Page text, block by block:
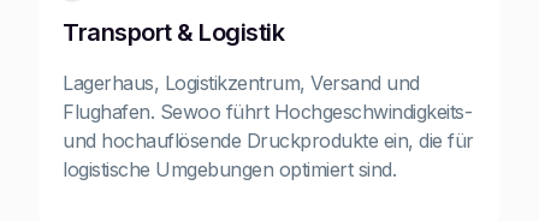
Transport & Logistik
Lagerhaus, Logistikzentrum, Versand und
Flughafen. Sewoo führt Hochgeschwindigkeits-
und hochauflösende Druckprodukte ein, die für
logistische Umgebungen optimiert sind.